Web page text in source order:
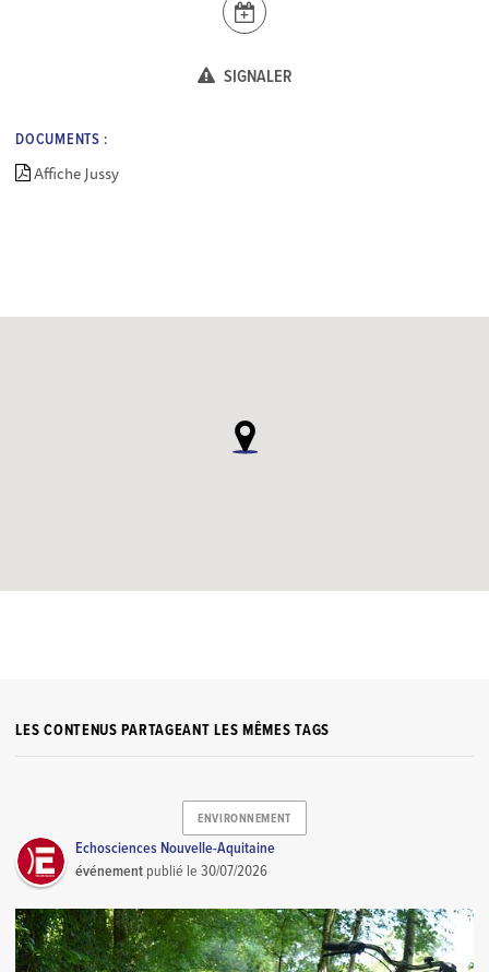
SIGNALER
DOCUMENTS :
Affiche Jussy
LES CONTENUS PARTAGEANT LES MÊMES TAGS
ENVIRONNEMENT
Echosciences Nouvelle-Aquitaine
événement publié le30/07/2026